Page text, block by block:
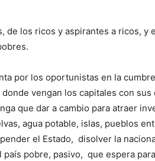
de los ricos y aspirantes a ricos, y
por los oportunistas en la
vengan los capitales con sus
que dar a cambio para atraer
agua potable, islas, pueblos
el Estado, disolver la
pobre, pasivo, que espera